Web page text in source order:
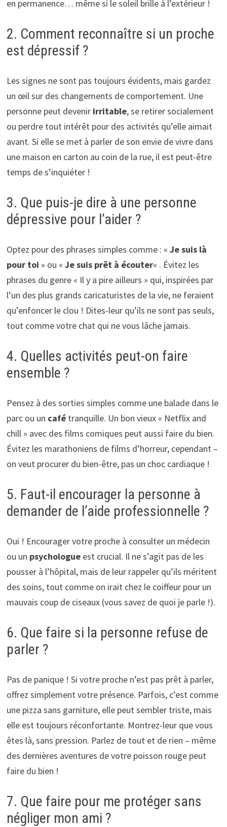
en permanence… même si le soleil brille à l’extérieur !
2. Comment reconnaître si un proche
est dépressif ?
Les signes ne sont pas toujours évidents, mais gardez
un œil sur des changements de comportement. Une
personne peut devenir irritable, se retirer socialement
ou perdre tout intérêt pour des activités qu’elle aimait
avant. Si elle se met à parler de son envie de vivre dans
une maison en carton au coin de la rue, il est peut-être
temps de s’inquiéter !
3. Que puis-je dire à une personne
dépressive pour l’aider ?
Optez pour des phrases simples comme : « Je suis là
pour toi » ou « Je suis prêt à écouter« . Évitez les
phrases du genre « Il y a pire ailleurs » qui, inspirées par
l’un des plus grands caricaturistes de la vie, ne feraient
qu’enfoncer le clou ! Dites-leur qu’ils ne sont pas seuls,
tout comme votre chat qui ne vous lâche jamais.
4. Quelles activités peut-on faire
ensemble ?
Pensez à des sorties simples comme une balade dans le
parc ou un cafétranquille. Un bon vieux « Netflix and
chill » avec des films comiques peut aussi faire du bien.
Évitez les marathoniens de films d’horreur, cependant –
on veut procurer du bien-être, pas un choc cardiaque !
5. Faut-il encourager la personne à
demander de l’aide professionnelle ?
Oui ! Encourager votre proche à consulter un médecin
ou un psychologueest crucial. Il ne s’agit pas de les
pousser à l’hôpital, mais de leur rappeler qu’ils méritent
des soins, tout comme on irait chez le coiffeur pour un
mauvais coup de ciseaux (vous savez de quoi je parle !).
6. Que faire si la personne refuse de
parler ?
Pas de panique ! Si votre proche n’est pas prêt à parler,
offrez simplement votre présence. Parfois, c’est comme
une pizza sans garniture, elle peut sembler triste, mais
elle est toujours réconfortante. Montrez-leur que vous
êtes là, sans pression. Parlez de tout et de rien – même
des dernières aventures de votre poisson rouge peut
faire du bien !
7. Que faire pour me protéger sans
négliger mon ami ?